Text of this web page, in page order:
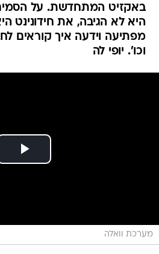
באקזיט המתחדשת. על
היא לא הגיבה, את חידונינט
מפתיעה וידעה איך קוראים
וכו'. יופי לה
מערכת וואלה